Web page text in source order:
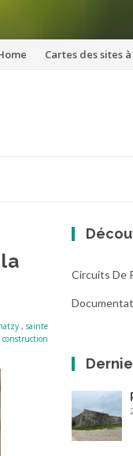
Cartes des sites
, sainte
construction
Circuits De